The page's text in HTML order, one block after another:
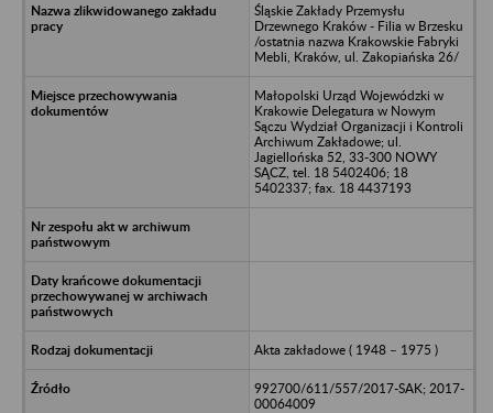
Śląskie Zakłady Przemysłu
Drzewnego Kraków - Filia w Brzesku
/ostatnia nazwa Krakowskie Fabryki
Mebli, Kraków, ul. Zakopiańska 26/
Małopolski Urząd Wojewódzki w
Krakowie Delegatura w Nowym
Sączu Wydział Organizacji i Kontroli
Archiwum Zakładowe; ul.
Jagiellońska 52, 33-300 NOWY
SĄCZ, tel. 18 5402406; 18
5402337; fax. 18 4437193
Akta zakładowe ( 1948 – 1975 )
992700/611/557/2017-SAK; 2017-
00064009